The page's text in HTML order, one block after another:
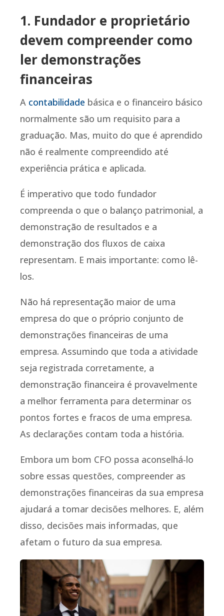
1. Fundador e proprietário
devem compreender como
ler demonstrações
financeiras
A contabilidade básica e o financeiro básico
normalmente são um requisito para a
graduação. Mas, muito do que é aprendido
não é realmente compreendido até
experiência prática e aplicada.
É imperativo que todo fundador
compreenda o que o balanço patrimonial, a
demonstração de resultados e a
demonstração dos fluxos de caixa
representam. E mais importante: como lê-
los.
Não há representação maior de uma
empresa do que o próprio conjunto de
demonstrações financeiras de uma
empresa. Assumindo que toda a atividade
seja registrada corretamente, a
demonstração financeira é provavelmente
a melhor ferramenta para determinar os
pontos fortes e fracos de uma empresa.
As declarações contam toda a história.
Embora um bom CFO possa aconselhá-lo
sobre essas questões, compreender as
demonstrações financeiras da sua empresa
ajudará a tomar decisões melhores. E, além
disso, decisões mais informadas, que
afetam o futuro da sua empresa.